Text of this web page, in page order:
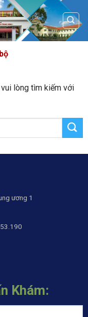
lòng tìm kiếm với
ương 1
Khám: